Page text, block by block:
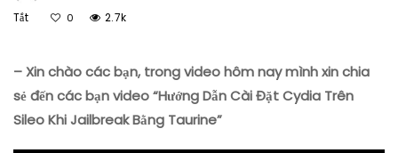
Tắt
Cài
Đặt
Cydia
0 2.7k
– Xin chào các bạn, trong video hôm nay mình xin chia
sẻ đến các bạn video “Hướng Dẫn Cài Đặt Cydia Trên
Sileo Khi Jailbreak Bằng Taurine”